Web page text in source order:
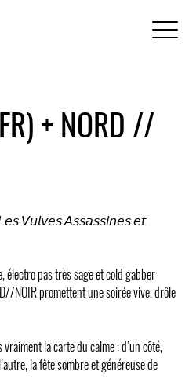
+ NORD //
𝘝𝘶𝘭𝘷𝘦𝘴 𝘈𝘴𝘴𝘢𝘴𝘴𝘪𝘯𝘦𝘴 𝘦𝘵
électro pas très sage et cold gabber
NOIR promettent une soirée vive, drôle
la carte du calme : d’un côté,
la fête sombre et généreuse de